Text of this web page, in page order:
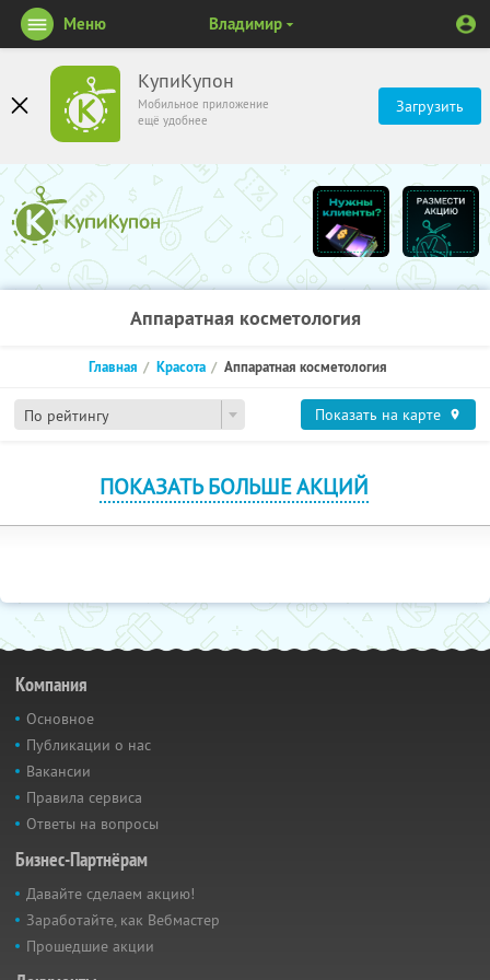
КупиКупон
Мобильное приложение
ещё удобнее
Загрузить
Меню Владимир
Аппаратная косметология
По рейтингу
Главная Красота Аппаратная косметология
Показать на карте
ПОКАЗАТЬ БОЛЬШЕ АКЦИЙ
Компания
Основное
Публикации о нас
Вакансии
Правила сервиса
Ответы на вопросы
Бизнес-Партнёрам
Давайте сделаем акцию!
Заработайте, как Вебмастер
Прошедшие акции